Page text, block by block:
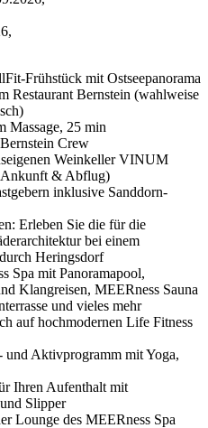
Frühstück mit Ostseepanorama
Restaurant Bernstein (wahlweise
Massage, 25 min
Crew
Weinkeller VINUM
& Abflug)
inklusive Sanddorn-
Erleben Sie die für die
bei einem
Heringsdorf
Spa mit Panoramapool,
Klangreisen, MEERness Sauna
und vieles mehr
auf hochmodernen Life Fitness
und Aktivprogramm mit Yoga,
Ihren Aufenthalt mit
Slipper
Lounge des MEERness Spa